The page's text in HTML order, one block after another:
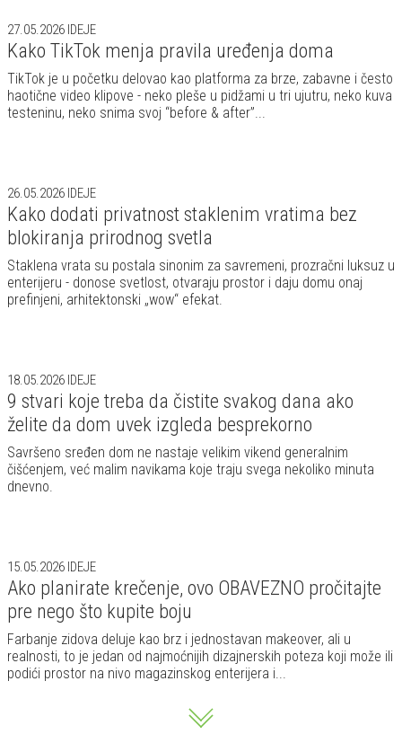
27.05.2026 IDEJE
Kako TikTok menja pravila uređenja doma
TikTok je u početku delovao kao platforma za brze, zabavne i često
haotične video klipove - neko pleše u pidžami u tri ujutru, neko kuva
testeninu, neko snima svoj “before & after”...
26.05.2026 IDEJE
Kako dodati privatnost staklenim vratima bez
blokiranja prirodnog svetla
Staklena vrata su postala sinonim za savremeni, prozračni luksuz u
enterijeru - donose svetlost, otvaraju prostor i daju domu onaj
prefinjeni, arhitektonski „wow“ efekat.
18.05.2026 IDEJE
9 stvari koje treba da čistite svakog dana ako
želite da dom uvek izgleda besprekorno
Savršeno sređen dom ne nastaje velikim vikend generalnim
čišćenjem, već malim navikama koje traju svega nekoliko minuta
dnevno.
15.05.2026 IDEJE
Ako planirate krečenje, ovo OBAVEZNO pročitajte
pre nego što kupite boju
Farbanje zidova deluje kao brz i jednostavan makeover, ali u
realnosti, to je jedan od najmoćnijih dizajnerskih poteza koji može ili
podići prostor na nivo magazinskog enterijera i...